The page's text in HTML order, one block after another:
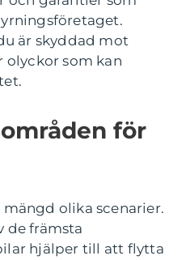
är skyddad mot
olyckor som kan
för
mängd olika scenarier.
de främsta
hjälper till att flytta